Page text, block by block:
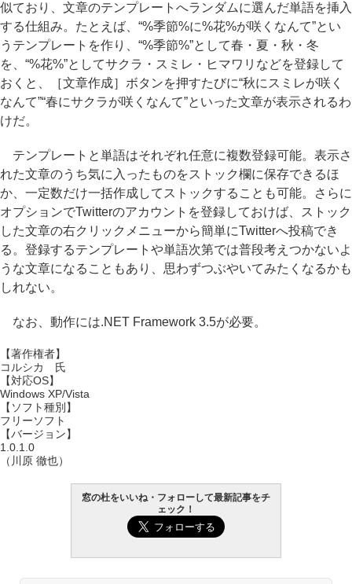
似ており、文章のテンプレートへランダムに選んだ単語を挿入
する仕組み。たとえば、“%季節%に%花%が咲くなんて”とい
うテンプレートを作り、“%季節%”として春・夏・秋・冬
を、“%花%”としてサクラ・スミレ・ヒマワリなどを登録して
おくと、［文章作成］ボタンを押すたびに“秋にスミレが咲く
なんて”“春にサクラが咲くなんて”といった文章が表示されるわ
けだ。
テンプレートと単語はそれぞれ任意に複数登録可能。表示さ
れた文章のうち気に入ったものをストック欄に保存できるほ
か、一定数だけ一括作成してストックすることも可能。さらに
オプションでTwitterのアカウントを登録しておけば、ストック
した文章の右クリックメニューから簡単にTwitterへ投稿でき
る。登録するテンプレートや単語次第では普段考えつかないよ
うな文章になることもあり、思わずつぶやいてみたくなるかも
しれない。
なお、動作には.NET Framework 3.5が必要。
【著作権者】
コルシカ 氏
【対応OS】
Windows XP/Vista
【ソフト種別】
フリーソフト
【バージョン】
1.0.1.0
（川原 徹也）
窓の杜をいいね・フォローして最新記事をチ
ェック！